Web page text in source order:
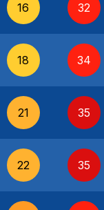
16 32
18 34
21 35
22 35